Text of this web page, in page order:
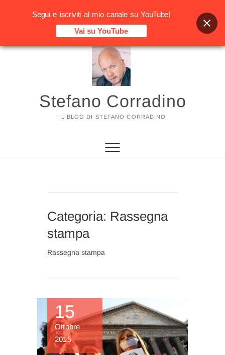
Vai
Stefano Corradino
IL BLOG DI STEFANO CORRADINO
Categoria: Rassegna
stampa
Rassegna stampa
15
Ottobre
2015
Segui e iscriviti al mio canale su YouTube!
Vai su YouTube